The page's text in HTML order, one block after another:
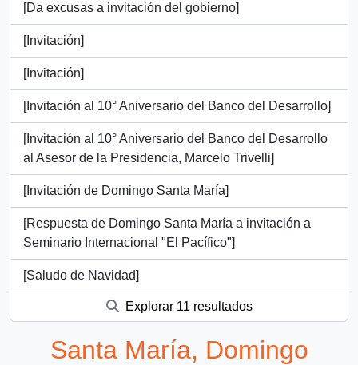
[Da excusas a invitación del gobierno]
[Invitación]
[Invitación]
[Invitación al 10° Aniversario del Banco del Desarrollo]
[Invitación al 10° Aniversario del Banco del Desarrollo
al Asesor de la Presidencia, Marcelo Trivelli]
[Invitación de Domingo Santa María]
[Respuesta de Domingo Santa María a invitación a
Seminario Internacional "El Pacífico"]
[Saludo de Navidad]
Explorar 11 resultados
Santa María, Domingo